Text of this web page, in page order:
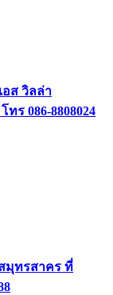
ส วิลล่า
ร 086-8808024
มุทรสาคร ที่